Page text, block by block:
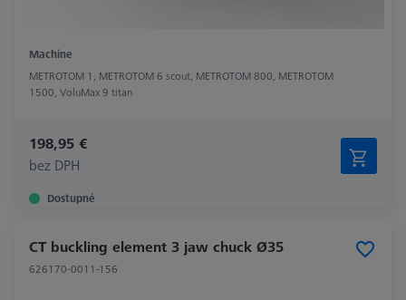
Machine
METROTOM 1, METROTOM 6 scout, METROTOM 800, METROTOM
1500, VoluMax 9 titan
198,95 €
bez DPH
Dostupné
CT buckling element 3 jaw chuck Ø35
626170-0011-156